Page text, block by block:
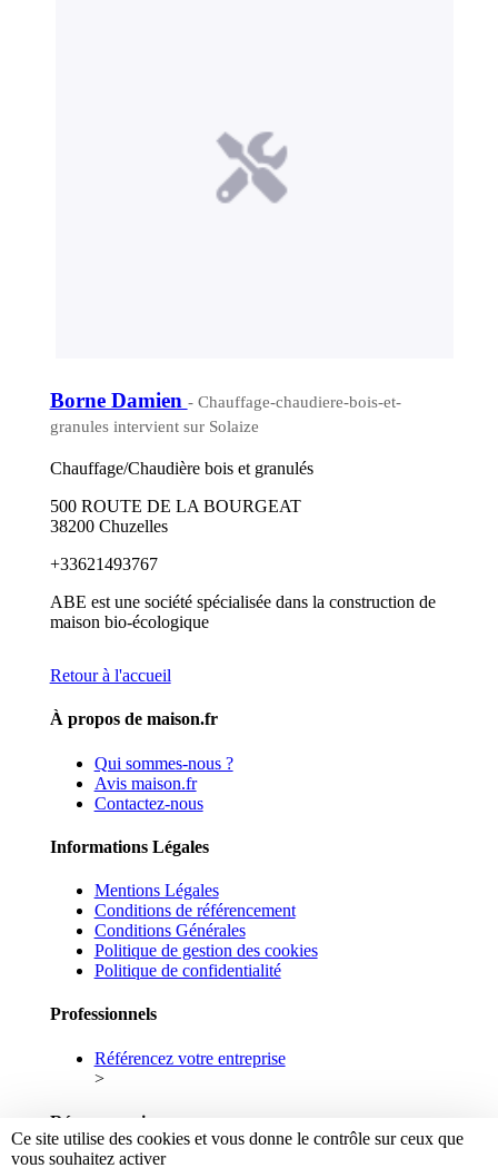
Borne Damien - Chauffage-chaudiere-bois-et-
granules intervient sur Solaize
Chauffage/Chaudière bois et granulés
500 ROUTE DE LA BOURGEAT
38200 Chuzelles
+33621493767
ABE est une société spécialisée dans la construction de
maison bio-écologique
Retour à l'accueil
À propos de maison.fr
Qui sommes-nous ?
Avis maison.fr
Contactez-nous
Informations Légales
Mentions Légales
Conditions de référencement
Conditions Générales
Politique de gestion des cookies
Politique de confidentialité
Professionnels
Référencez votre entreprise
>
Réseaux sociaux
Ce site utilise des cookies et vous donne le contrôle sur ceux que
vous souhaitez activer